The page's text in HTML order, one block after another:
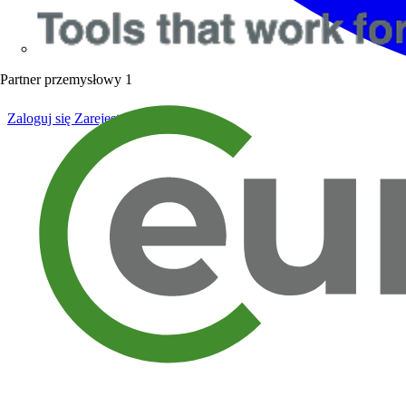
Partner przemysłowy 1
Zaloguj się Zarejestruj się